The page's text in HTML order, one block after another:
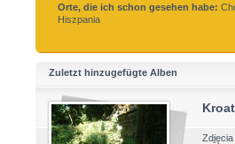
Orte, die ich schon gesehen habe:
Hiszpania
Zuletzt hinzugefügte Alben